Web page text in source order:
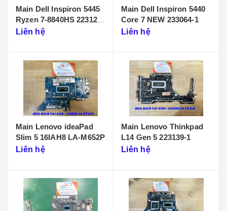
Main Dell Inspiron 5445
Ryzen 7-8840HS 223125-
1Liên hệ
Main Dell Inspiron 5440
Core 7 NEW 233064-1
Liên hệ
Main Lenovo ideaPad
Slim 5 16IAH8 LA-M652P
Liên hệ
Main Lenovo Thinkpad
L14 Gen 5 223139-1
Liên hệ